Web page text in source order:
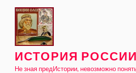
content
ИСТОРИЯ РОССИИ
Не зная предИстории, невозможно